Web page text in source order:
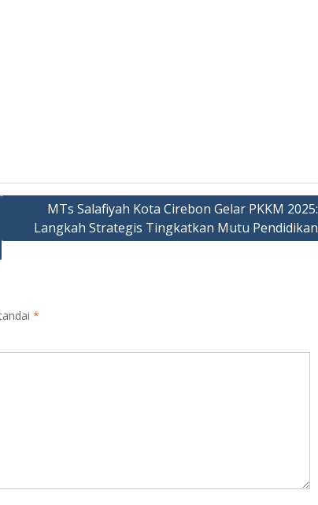
MTs Salafiyah Kota Cirebon Gelar PKKM 2025:
Langkah Strategis Tingkatkan Mutu Pendidikan
*